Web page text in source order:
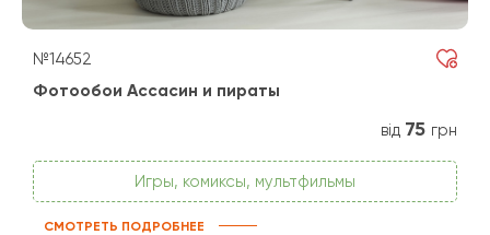
№14652
Фотообои Ассасин и пираты
від 75 грн
Игры, комиксы, мультфильмы
СМОТРЕТЬ ПОДРОБНЕЕ